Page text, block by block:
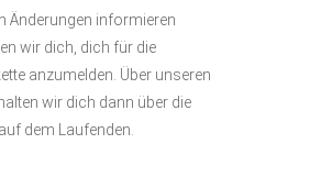
Änderungen informieren
wir dich, dich für die
anzumelden. Über unseren
wir dich dann über die
dem Laufenden.